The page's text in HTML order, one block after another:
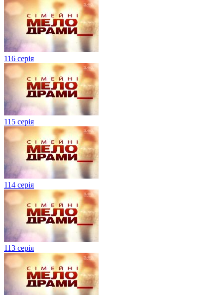
116 серія
115 серія
114 серія
113 серія